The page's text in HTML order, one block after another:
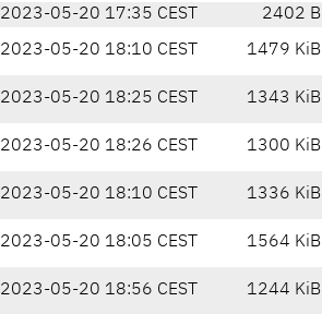
2023-05-20 17:35 CEST
2402 B
2023-05-20 18:10 CEST 1479 KiB
2023-05-20 18:25 CEST 1343 KiB
2023-05-20 18:26 CEST 1300 KiB
2023-05-20 18:10 CEST 1336 KiB
2023-05-20 18:05 CEST 1564 KiB
2023-05-20 18:56 CEST 1244 KiB